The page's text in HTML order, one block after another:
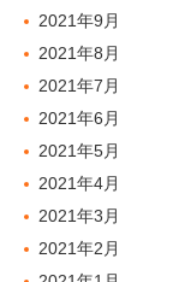
2021年9月
2021年8月
2021年7月
2021年6月
2021年5月
2021年4月
2021年3月
2021年2月